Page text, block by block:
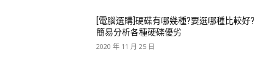
[電腦選購]硬碟有哪幾種?要選哪種比較好?
簡易分析各種硬碟優劣
2020 年 11 月 25 日